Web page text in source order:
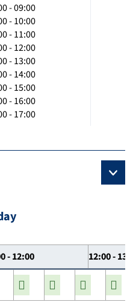
- 09:00
- 10:00
- 11:00
- 12:00
- 13:00
- 14:00
- 15:00
- 16:00
- 17:00
- 12:00 12:00 -